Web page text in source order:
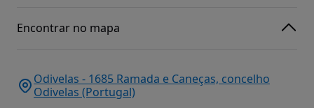
Encontrar no mapa
Odivelas - 1685 Ramada e Caneças, concelho
Odivelas (Portugal)